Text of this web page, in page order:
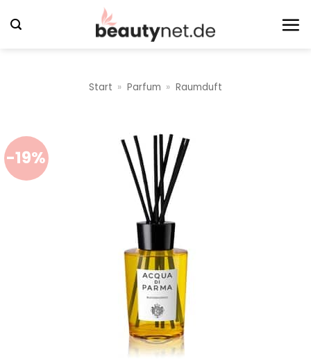
Inhalt
Start » Parfum » Raumduft
-19%